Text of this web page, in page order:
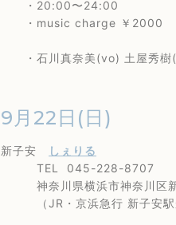
・20:00〜24:00
・music charge ￥2000
・石川真奈美(vo) 土屋秀樹
9月22日(日)
新子安
しぇりる
TEL 045-228-8707
神奈川県横浜市神奈川区
（JR・京浜急行 新子安駅